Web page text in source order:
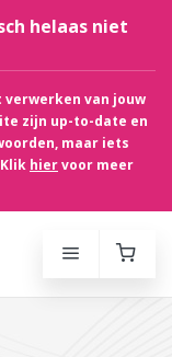
helaas niet
van jouw
zijn up-to-date en
maar iets
hiervoor meer